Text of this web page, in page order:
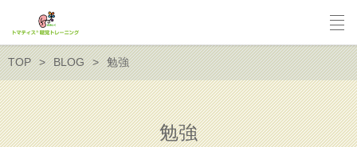
TOP BLOG 勉強
勉強